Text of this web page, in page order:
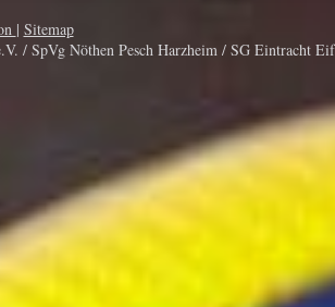
| Sitemap
/ SpVg Nöthen Pesch Harzheim / SG Eintracht